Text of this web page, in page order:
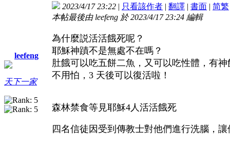
leefeng
天下一家
2023/4/17 23:22 | 只看該作者 | 翻譯 | 書面 | 简繁
本帖最後由 leefeng 於 2023/4/17 23:24 編輯
為什麼説活活餓死呢？
耶穌神蹟不是無處不在嗎？
肚餓可以吃五餅二魚，又可以吃性體，有
不用怕，3 天後可以復活啦！
森林禁食等見耶穌4人活活餓死
四名信徒因受到傳教士對他們進行洗腦，